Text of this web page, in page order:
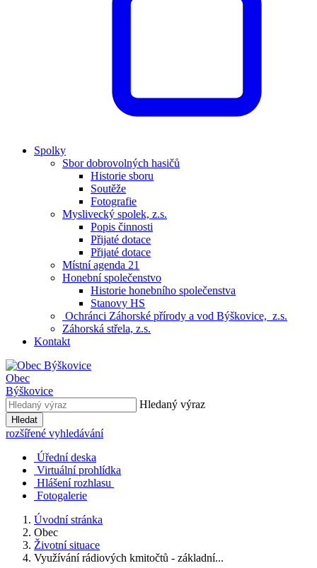
Spolky
Sbor dobrovolných hasičů
Historie sboru
Soutěže
Fotografie
Myslivecký spolek, z.s.
Popis činnosti
Přijaté dotace
Přijaté dotace
Místní agenda 21
Honební společenstvo
Historie honebního společenstva
Stanovy HS
Ochránci Záhorské přírody a vod Býškovice, z.s.
Záhorská střela, z.s.
Kontakt
Obec
Býškovice
Hledaný výraz
Hledat
rozšířené vyhledávání
Úřední deska
Virtuální prohlídka
Hlášení rozhlasu
Fotogalerie
Úvodní stránka
Obec
Životní situace
Využívání rádiových kmitočtů - základní...